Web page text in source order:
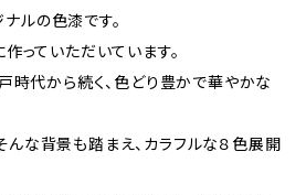
ルの色漆です。
っていただいています。
時代から続く、色どり豊かで華やかな
んな背景も踏まえ、カラフルな８色展開